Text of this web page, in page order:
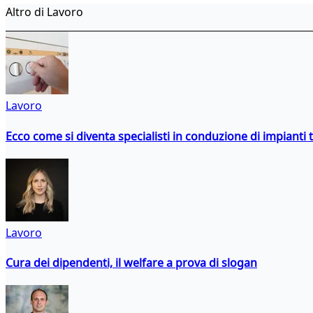
Altro di Lavoro
Lavoro
Ecco come si diventa specialisti in conduzione di impianti
Lavoro
Cura dei dipendenti, il welfare a prova di slogan